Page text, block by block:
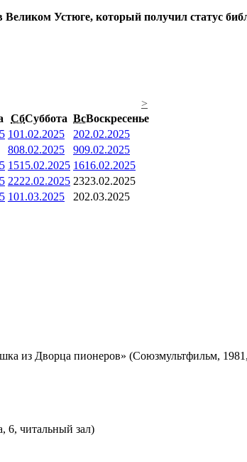
Устюге, который получил статус
>
СбСуббота ВсВоскресенье
101.02.2025 202.02.2025
808.02.2025 909.02.2025
1515.02.2025 1616.02.2025
2222.02.2025 2323.02.2025
101.03.2025 202.03.2025
из Дворца пионеров» (Союзмультфильм,
6, читальный зал)